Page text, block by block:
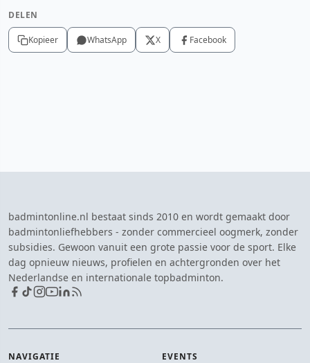
DELEN
Kopieer WhatsApp X Facebook
badmintonline.nl bestaat sinds 2010 en wordt gemaakt door
badmintonliefhebbers - zonder commercieel oogmerk, zonder
subsidies. Gewoon vanuit een grote passie voor de sport. Elke
dag opnieuw nieuws, profielen en achtergronden over het
Nederlandse en internationale topbadminton.
NAVIGATIE EVENTS